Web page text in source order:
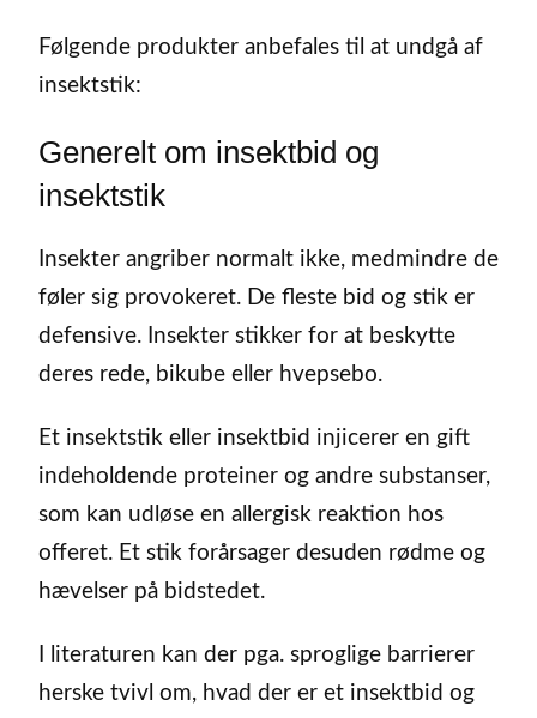
Følgende produkter anbefales til at undgå af
insektstik:
Generelt om insektbid og
insektstik
Insekter angriber normalt ikke, medmindre de
føler sig provokeret. De fleste bid og stik er
defensive. Insekter stikker for at beskytte
deres rede, bikube eller hvepsebo.
Et insektstik eller insektbid injicerer en gift
indeholdende proteiner og andre substanser,
som kan udløse en allergisk reaktion hos
offeret. Et stik forårsager desuden rødme og
hævelser på bidstedet.
I literaturen kan der pga. sproglige barrierer
herske tvivl om, hvad der er et insektbid og